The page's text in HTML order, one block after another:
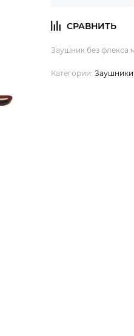
Заушник без флекса
Категории: Заушники